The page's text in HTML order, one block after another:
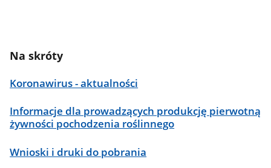
Na skróty
Koronawirus - aktualności
Informacje dla prowadzących produkcję pierwotną
żywności pochodzenia roślinnego
Wnioski i druki do pobrania